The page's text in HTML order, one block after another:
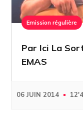
Emission régulière
Par Ici La
EMAS
06 JUIN 2014